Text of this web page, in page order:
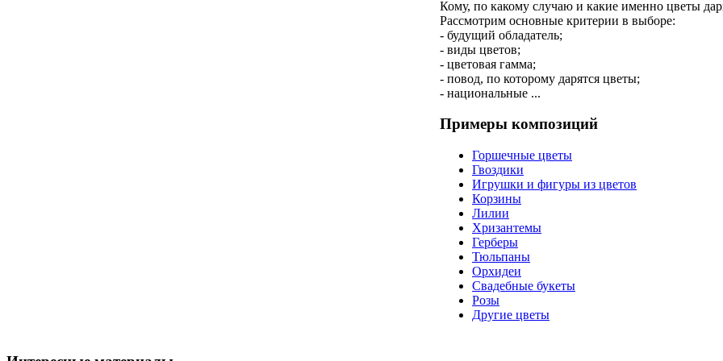
Кому, по какому случаю и какие именно цветы
Рассмотрим основные критерии в выборе:
- будущий обладатель;
- виды цветов;
- цветовая гамма;
- повод, по которому дарятся цветы;
- национальные ...
Примеры композиций
Горшечные цветы
Гвоздики
Игрушки и фигуры из цветов
Корзины
Лилии
Хризантемы
Герберы
Тюльпаны
Орхидеи
Свадебные букеты
Розы
Другие цветы